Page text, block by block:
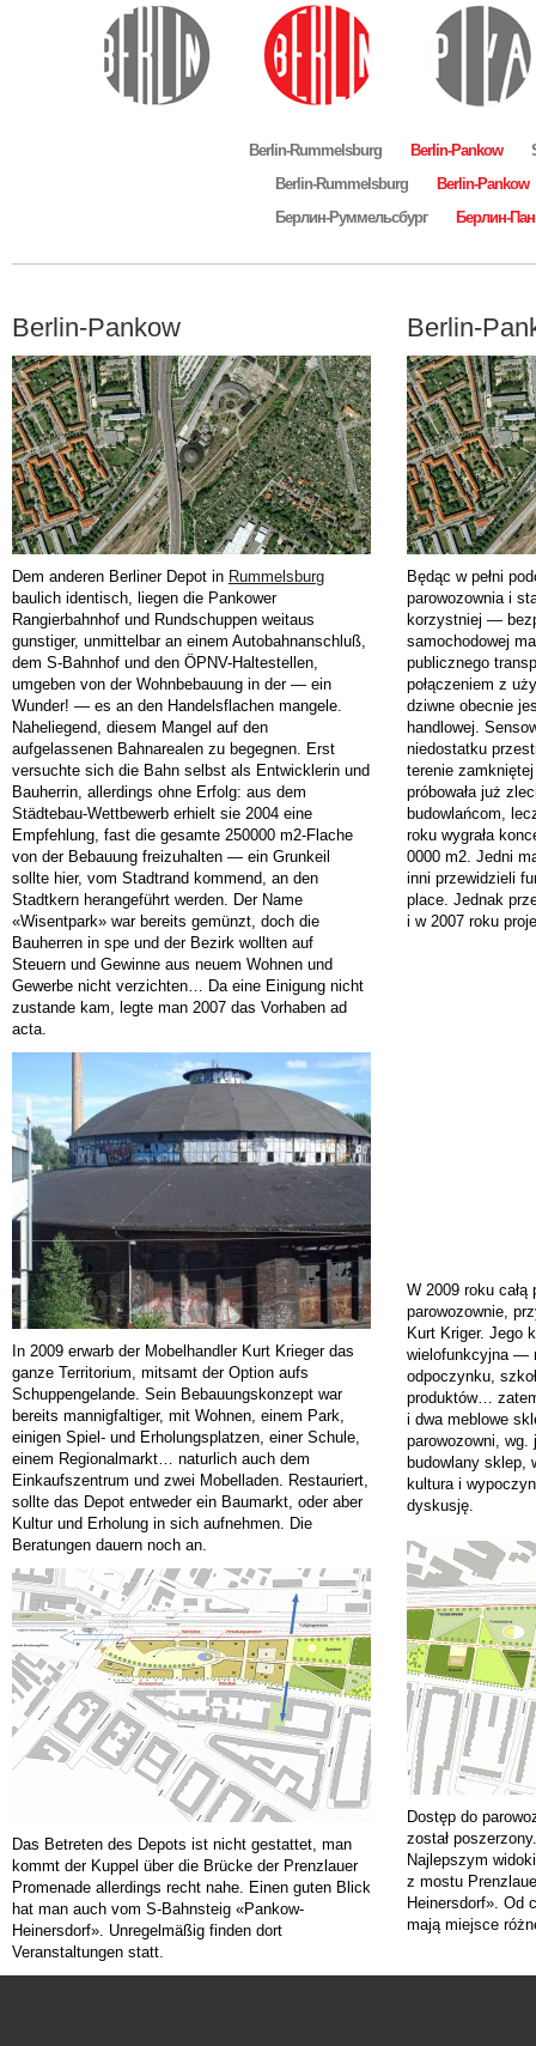
Berlin-Rummelsburg Berlin-Pankow
Berlin-Rummelsburg
Berlin-Pankow
Берлин-Руммельсбург
Берлин-
Berlin-Pankow
Dem anderen Berliner Depot in Rummelsburg
baulich identisch, liegen die Pankower
Rangierbahnhof und Rundschuppen weitaus
gunstiger, unmittelbar an einem Autobahnanschluß,
dem S-Bahnhof und den ÖPNV-Haltestellen,
umgeben von der Wohnbebauung in der — ein
Wunder! — es an den Handelsflachen mangele.
Naheliegend, diesem Mangel auf den
aufgelassenen Bahnarealen zu begegnen. Erst
versuchte sich die Bahn selbst als Entwicklerin und
Bauherrin, allerdings ohne Erfolg: aus dem
Städtebau-Wettbewerb erhielt sie 2004 eine
Empfehlung, fast die gesamte 250000 m2-Flache
von der Bebauung freizuhalten — ein Grunkeil
sollte hier, vom Stadtrand kommend, an den
Stadtkern herangeführt werden. Der Name
«Wisentpark» war bereits gemünzt, doch die
Bauherren in spe und der Bezirk wollten auf
Steuern und Gewinne aus neuem Wohnen und
Gewerbe nicht verzichten… Da eine Einigung nicht
zustande kam, legte man 2007 das Vorhaben ad
acta.
In 2009 erwarb der Mobelhandler Kurt Krieger das
ganze Territorium, mitsamt der Option aufs
Schuppengelande. Sein Bebauungskonzept war
bereits mannigfaltiger, mit Wohnen, einem Park,
einigen Spiel- und Erholungsplatzen, einer Schule,
einem Regionalmarkt… naturlich auch dem
Einkaufszentrum und zwei Mobelladen. Restauriert,
sollte das Depot entweder ein Baumarkt, oder aber
Kultur und Erholung in sich aufnehmen. Die
Beratungen dauern noch an.
Das Betreten des Depots ist nicht gestattet, man
kommt der Kuppel über die Brücke der Prenzlauer
Promenade allerdings recht nahe. Einen guten Blick
hat man auch vom S-Bahnsteig «Pankow-
Heinersdorf». Unregelmäßig finden dort
Veranstaltungen statt.
Berlin-
Będąc w pełni
parowozownia i
korzystniej —
samochodowej
publicznego
połączeniem z
dziwne obecnie
handlowej.
niedostatku
terenie
próbowała już
budowlańcom,
roku wygrała
0000 m2. Jedni
inni przewidzieli
place. Jednak
i w 2007 roku
W 2009 roku całą
parowozownie,
Kurt Kriger. Jego
wielofunkcyjna —
odpoczynku,
produktów…
i dwa meblowe
parowozowni, wg.
budowlany sklep,
kultura i
dyskusję.
Dostęp do
został poszerzony.
Najlepszym
z mostu
Heinersdorf». Od
mają miejsce